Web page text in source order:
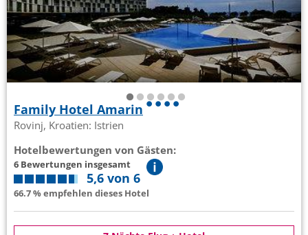
Family Hotel Amarin
Rovinj, Kroatien: Istrien
Hotelbewertungen von Gästen:
6 Bewertungen insgesamt
5,6 von 6
66.7 % empfehlen dieses Hotel